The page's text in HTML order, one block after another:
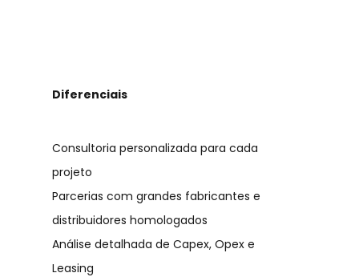
Diferenciais
Consultoria personalizada para cada
projeto
Parcerias com grandes fabricantes e
distribuidores homologados
Análise detalhada de Capex, Opex e
Leasing